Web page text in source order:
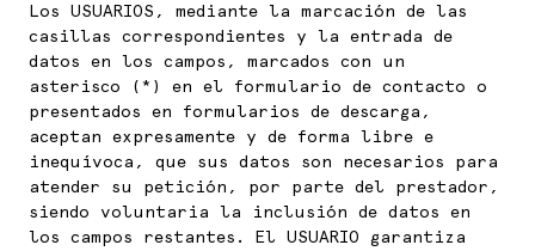
Los USUARIOS, mediante la marcación de las
casillas correspondientes y la entrada de
datos en los campos, marcados con un
asterisco (*) en el formulario de contacto o
presentados en formularios de descarga,
aceptan expresamente y de forma libre e
inequívoca, que sus datos son necesarios para
atender su petición, por parte del prestador,
siendo voluntaria la inclusión de datos en
los campos restantes. El USUARIO garantiza